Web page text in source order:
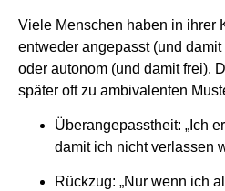
Viele Menschen haben in ihrer
entweder angepasst (und
oder autonom (und damit frei).
später oft zu ambivalenten
Überangepasstheit: „Ich
damit ich nicht verlassen
Rückzug: „Nur wenn ich